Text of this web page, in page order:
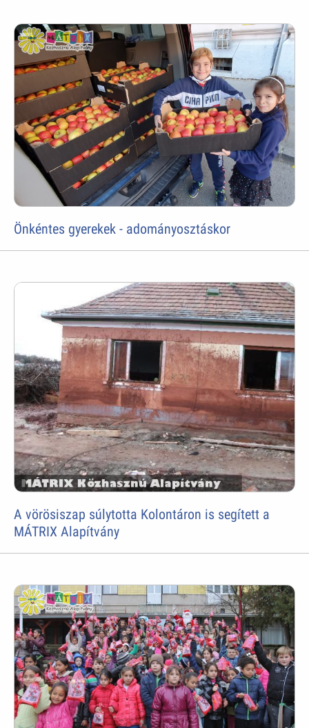
Önkéntes gyerekek - adományosztáskor
A vörösiszap súlytotta Kolontáron is segített a
MÁTRIX Alapítvány